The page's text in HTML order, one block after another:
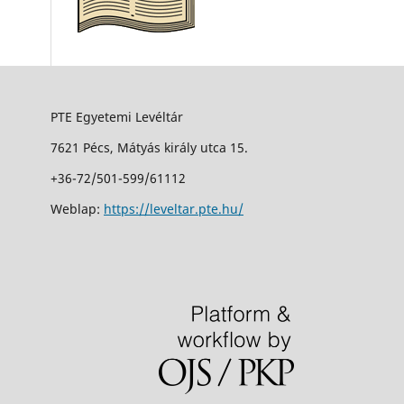
PTE Egyetemi Levéltár
7621 Pécs, Mátyás király utca 15.
+36-72/501-599/61112
Weblap: https://leveltar.pte.hu/